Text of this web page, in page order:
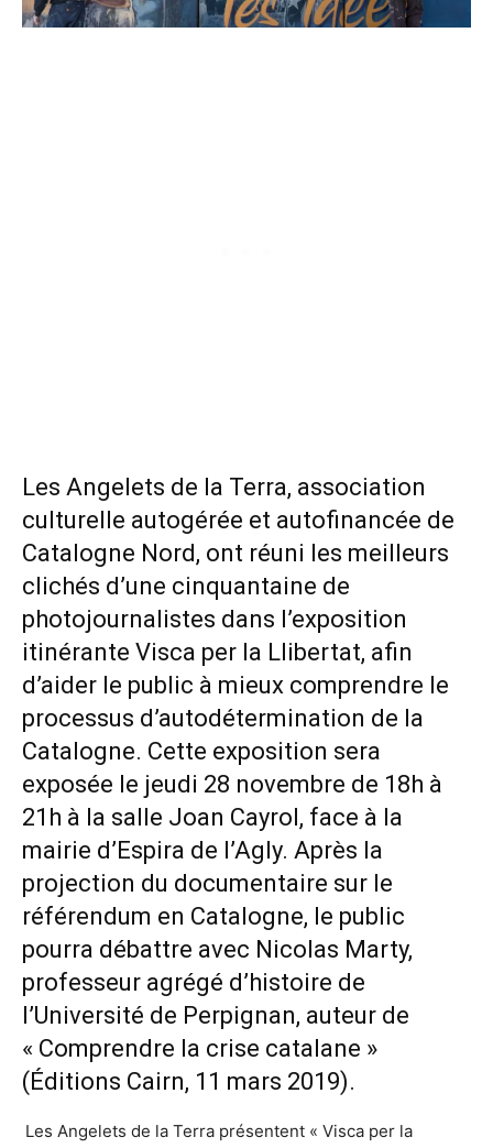
Les Angelets de la Terra, association
culturelle autogérée et autofinancée de
Catalogne Nord, ont réuni les meilleurs
clichés d’une cinquantaine de
photojournalistes dans l’exposition
itinérante Visca per la Llibertat, afin
d’aider le public à mieux comprendre le
processus d’autodétermination de la
Catalogne. Cette exposition sera
exposée le jeudi 28 novembre de 18h à
21h à la salle Joan Cayrol, face à la
mairie d’Espira de l’Agly. Après la
projection du documentaire sur le
référendum en Catalogne, le public
pourra débattre avec Nicolas Marty,
professeur agrégé d’histoire de
l’Université de Perpignan, auteur de
« Comprendre la crise catalane »
(Éditions Cairn, 11 mars 2019).
Les Angelets de la Terra présentent « Visca per la